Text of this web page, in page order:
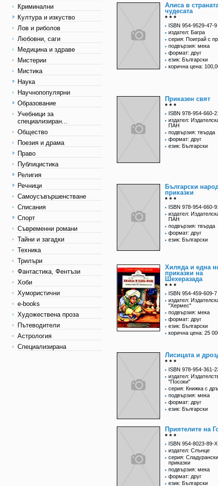
Криминални
Култура и изкуство
Лов и риболов
Любовни, саги
Медицина и здраве
Мистерии
Мистика
Наука
Научнопопулярни
Образование
Учебници за
специализиран...
Общество
Поезия и драма
Право
Публицистика
Религия
Речници
Самоусъвършенстване
Списания
Спорт
Съвременни романи
Тайни и загадки
Техника
Трилъри
Фантастика, Фентъзи
Хоби
Хумористични
e-books
Художествена проза
Пътеводители
Астрология
Специализирана
Алиса в
чудесата
* * *
ISBN 954-9529-47-9
издател: Багра
серия: Поиграй с
подвързия: мека
формат: друг
език: Български
корична цена:
Приказен свят
* * *
ISBN 978-954-660-
издател:
ПАН
подвързия: твърда
формат: друг
език: Български
Български
приказки
* * *
ISBN 978-954-660-
издател:
ПАН
подвързия: твърда
формат: друг
език: Български
Хиляда и една
приказки на
Шехеразада
* * *
ISBN 954-459-609-7
издател:
"Хермес"
подвързия: мека
формат: друг
език: Български
корична цена: 25
Лисицата и
* * *
ISBN 978-954-361-
издател:
"Посоки"
серия: Книжка с
подвързия: мека
формат: друг
език: Български
Приятелите на
* * *
ISBN 954-8023-89-X
издател: Слънце
серия: Сладурански
приказки
подвързия: мека
формат: друг
език: Български